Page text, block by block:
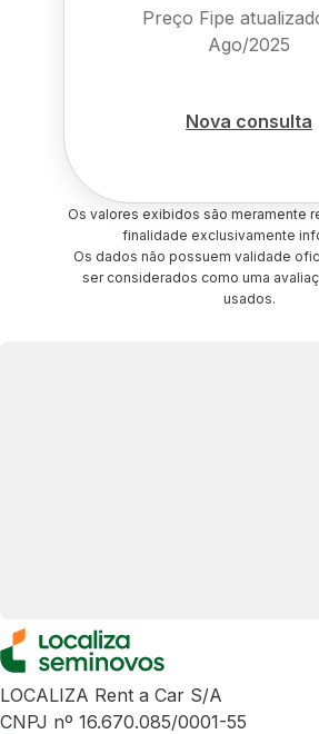
Preço Fipe
Ago/2025
Nova consulta
Os valores exibidos são meramente
finalidade exclusivamente
Os dados não possuem validade
ser considerados como uma
usados.
LOCALIZA Rent a Car S/A
CNPJ nº 16.670.085/0001-55